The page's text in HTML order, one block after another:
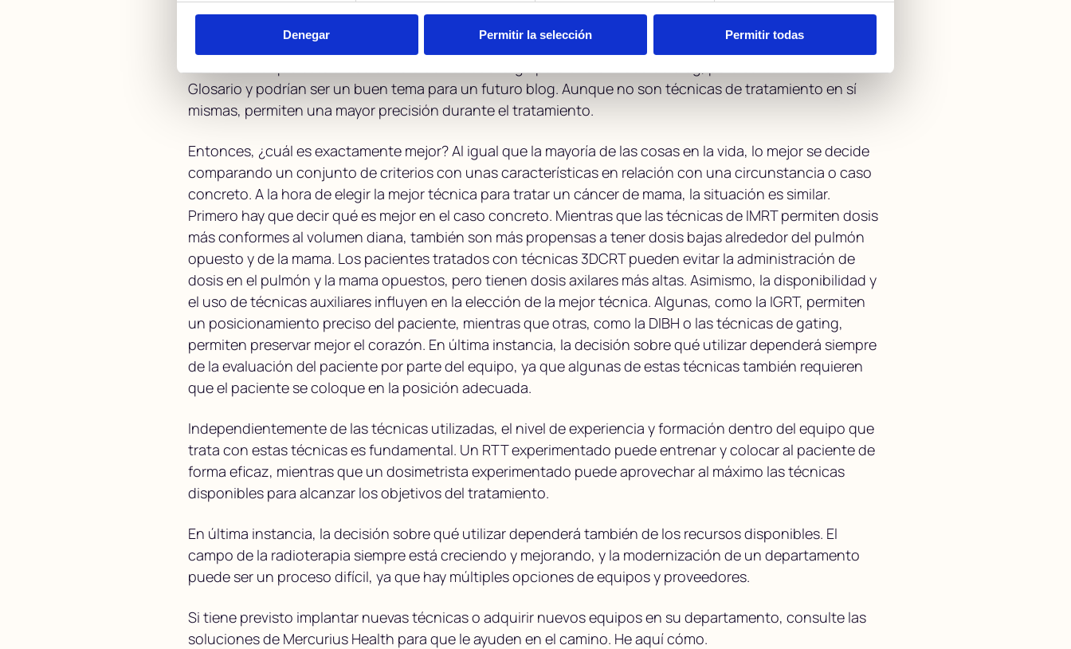
Denegar Permitir la selección Permitir todas
contención de la respiración en inspiración profunda (DIBH) y el gating. Tratar todos estos temas en
Glosario y podrían ser un buen tema para un futuro blog. Aunque no son técnicas de tratamiento en sí
mismas, permiten una mayor precisión durante el tratamiento.
Entonces, ¿cuál es exactamente mejor? Al igual que la mayoría de las cosas en la vida, lo mejor se decide
comparando un conjunto de criterios con unas características en relación con una circunstancia o caso
concreto. A la hora de elegir la mejor técnica para tratar un cáncer de mama, la situación es similar.
Primero hay que decir qué es mejor en el caso concreto. Mientras que las técnicas de IMRT permiten dosis
más conformes al volumen diana, también son más propensas a tener dosis bajas alrededor del pulmón
opuesto y de la mama. Los pacientes tratados con técnicas 3DCRT pueden evitar la administración de
dosis en el pulmón y la mama opuestos, pero tienen dosis axilares más altas. Asimismo, la disponibilidad y
el uso de técnicas auxiliares influyen en la elección de la mejor técnica. Algunas, como la IGRT, permiten
un posicionamiento preciso del paciente, mientras que otras, como la DIBH o las técnicas de gating,
permiten preservar mejor el corazón. En última instancia, la decisión sobre qué utilizar dependerá siempre
de la evaluación del paciente por parte del equipo, ya que algunas de estas técnicas también requieren
que el paciente se coloque en la posición adecuada.
Independientemente de las técnicas utilizadas, el nivel de experiencia y formación dentro del equipo que
trata con estas técnicas es fundamental. Un RTT experimentado puede entrenar y colocar al paciente de
forma eficaz, mientras que un dosimetrista experimentado puede aprovechar al máximo las técnicas
disponibles para alcanzar los objetivos del tratamiento.
En última instancia, la decisión sobre qué utilizar dependerá también de los recursos disponibles. El
campo de la radioterapia siempre está creciendo y mejorando, y la modernización de un departamento
puede ser un proceso difícil, ya que hay múltiples opciones de equipos y proveedores.
Si tiene previsto implantar nuevas técnicas o adquirir nuevos equipos en su departamento, consulte las
soluciones de Mercurius Health para que le ayuden en el camino. He aquí cómo.